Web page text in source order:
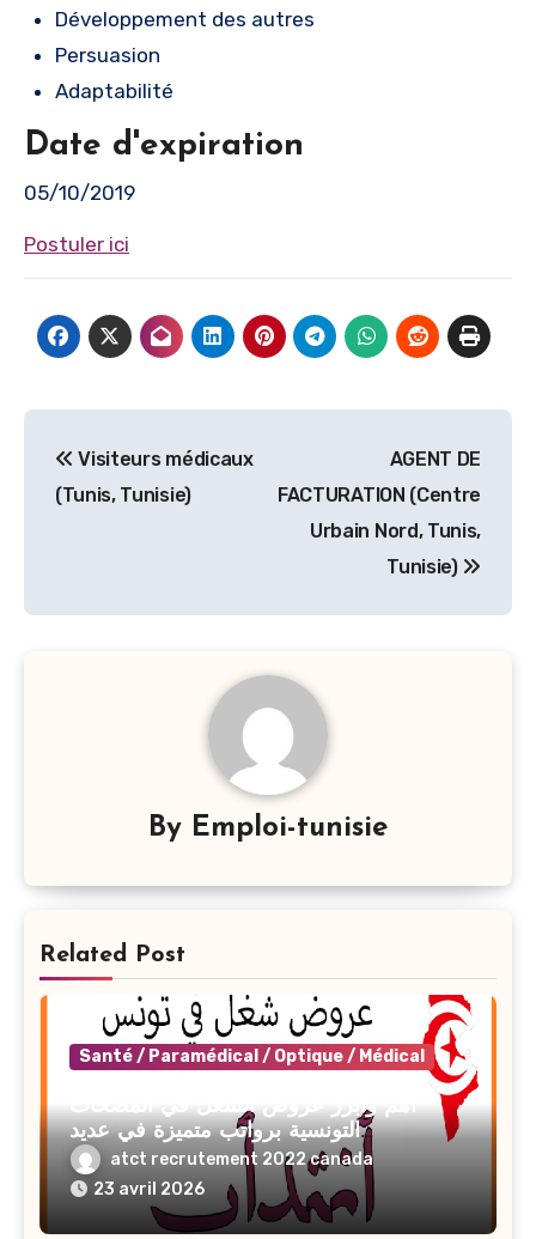
Développement des autres
Persuasion
Adaptabilité
Date d'expiration
05/10/2019
Postuler ici
de
Visiteurs médicaux
(Tunis, Tunisie)
AGENT DE
FACTURATION (Centre
Urbain Nord, Tunis,
Tunisie)
By Emploi-tunisie
Related Post
Santé / Paramédical / Optique / Médical
أهم وأبرز عروض الشغل في المصحات
التونسية برواتب متميزة في عديد
الإختصاصات 2026
atct recrutement 2022 canada
23 avril 2026